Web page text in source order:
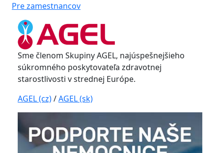
Pre zamestnancov
Sme členom Skupiny AGEL, najúspešnejšieho
súkromného poskytovateľa zdravotnej
starostlivosti v strednej Európe.
AGEL (cz)/AGEL (sk)